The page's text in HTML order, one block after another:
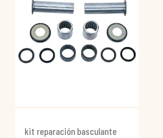
kit reparación basculante